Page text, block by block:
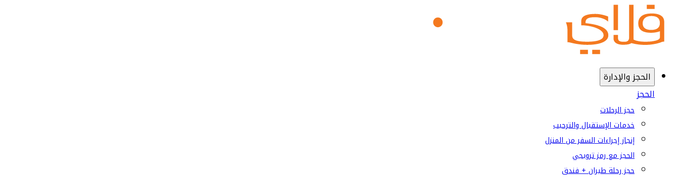
الحجز والإدارة
الحجز
حجز الرحلات
خدمات الإستقبال والترحيب
إنجاز إجراءات السفر من المنزل
الحجز مع رمز ترويجي
حجز رحلة طيران + فندق